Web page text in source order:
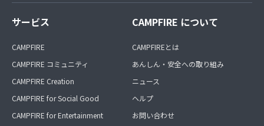
サービス
CAMPFIRE
CAMPFIRE コミュニティ
CAMPFIRE Creation
CAMPFIRE for Social Good
CAMPFIRE for Entertainment
CAMPFIRE について
CAMPFIREとは
あんしん・安全への取り組み
ニュース
ヘルプ
お問い合わせ